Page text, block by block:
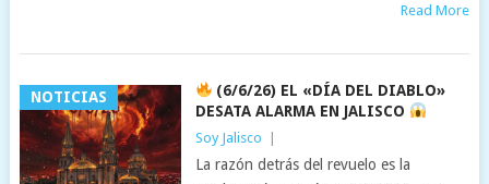
Read More
NOTICIAS
(6/6/26) EL «DÍA DEL DIABLO»
DESATA ALARMA EN JALISCO
Soy Jalisco
La razón detrás del revuelo es la